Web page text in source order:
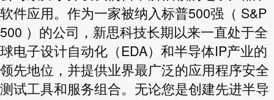
软件应用。作为一家被纳入标普500强（ S&P
500 ）的公司，新思科技长期以来一直处于全
球电子设计自动化（EDA）和半导体IP产业的
领先地位，并提供业界最广泛的应用程序安全
测试工具和服务组合。无论您是创建先进半导